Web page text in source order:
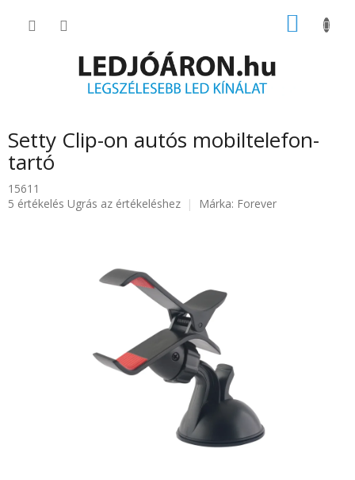
KOSÁR
Setty Clip-on autós mobiltelefon-
tartó
15611
A
5 értékelés Ugrás az értékeléshez Márka: Forever